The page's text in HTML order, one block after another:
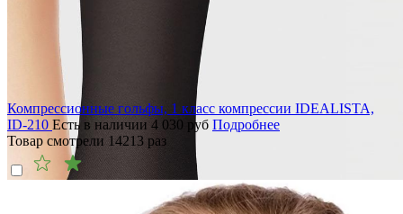
Компрессионные гольфы, 1 класс компрессии IDEALISTA,
ID-210 Есть в наличии 4 030 руб Подробнее
Товар смотрели 14213 раз